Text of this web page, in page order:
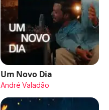
Um Novo Dia
André Valadão